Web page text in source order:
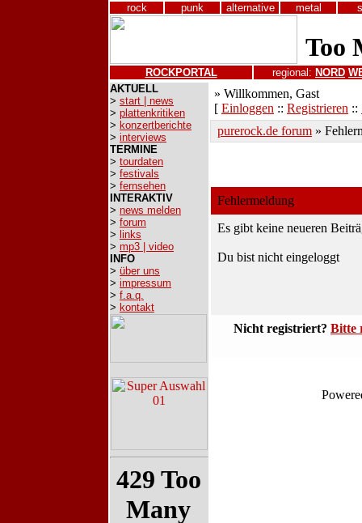
rock punk alternative metal
ROCKPORTAL regional: NORD
AKTUELL
> start | news
> plattenkritiken
> konzertberichte
> interviews
TERMINE
> tourdaten
> festivals
> fernsehen
INTERAKTIV
> news melden
> forum
> links
> mp3 | video
INFO
> über uns
> impressum
> f.a.q.
> kontakt
» Willkommen, Gast
[ Einloggen :: Registrieren ::
purerock.de forum »
Fehlermeldung
Es gibt keine neueren
Du bist nicht eingeloggt
Nicht registriert? Bitte